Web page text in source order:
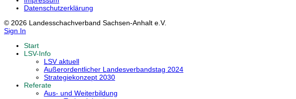
Datenschutzerklärung
© 2026 Landesschachverband Sachsen-Anhalt e.V.
Sign In
Start
LSV-Info
LSV aktuell
Außerordentlicher Landesverbandstag 2024
Strategiekonzept 2030
Referate
Aus- und Weiterbildung